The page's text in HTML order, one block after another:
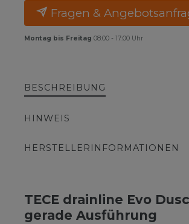
Fragen &
Montag bis Freitag 08:00 - 17:00 Uhr
BESCHREIBUNG
HINWEIS
HERSTELLERINFORMATIONEN
TECE drainline Evo
gerade Ausführung